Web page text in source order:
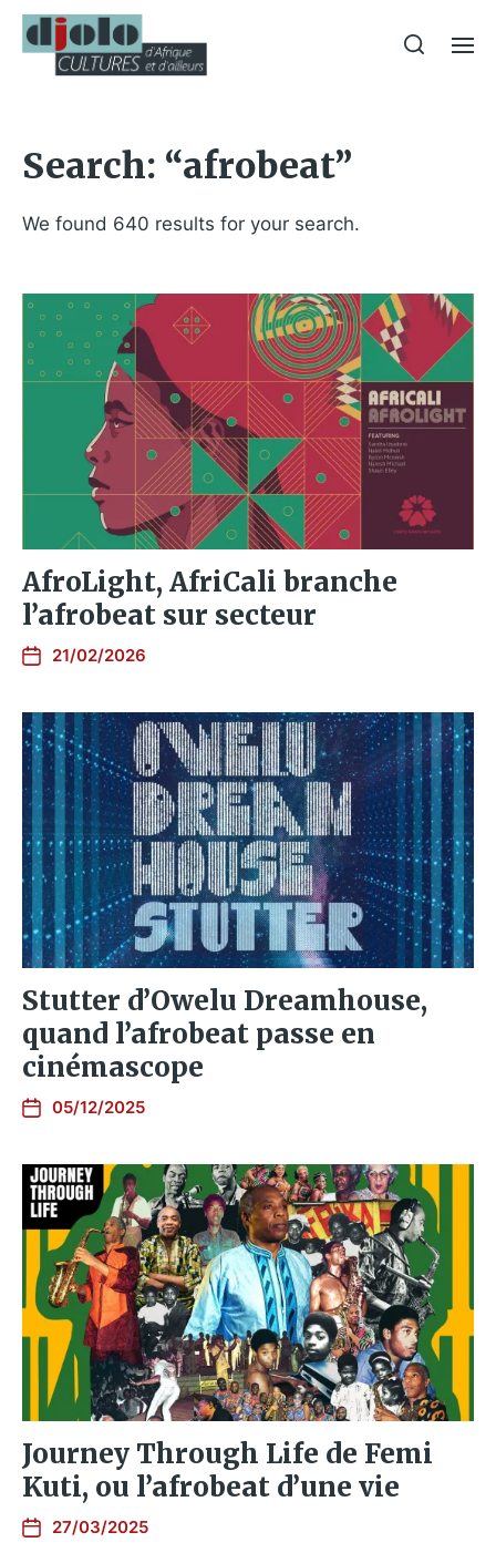
Search: “afrobeat”
We found 640 results for your search.
AfroLight, AfriCali branche
l’afrobeat sur secteur
21/02/2026
Stutter d’Owelu Dreamhouse,
quand l’afrobeat passe en
cinémascope
05/12/2025
Journey Through Life de Femi
Kuti, ou l’afrobeat d’une vie
27/03/2025